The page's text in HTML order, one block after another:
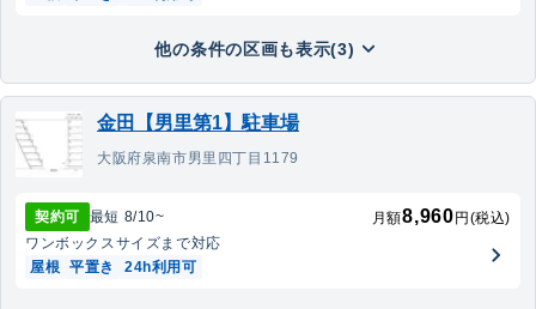
他の条件の区画も表示(3)
金田【男里第1】駐車場
大阪府泉南市男里四丁目1179
契約可 最短 8/10~ 月額8,960 円(税込)
ワンボックスサイズまで対応
屋根 平置き 24h利用可